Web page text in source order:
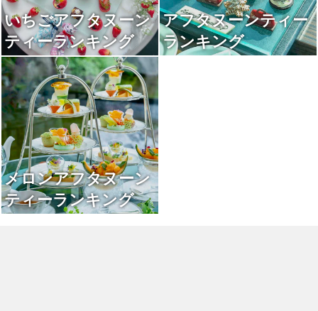
いちごアフタヌーン
ティーランキング
アフタヌーンティー
ランキング
メロンアフタヌーン
ティーランキング